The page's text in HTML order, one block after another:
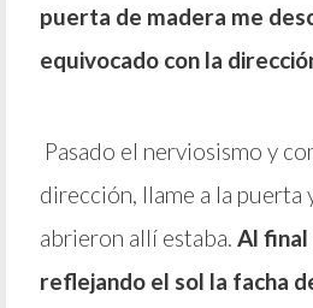
puerta de madera me
equivocado con la
Pasado el nerviosismo y
dirección, llame a la puerta
abrieron allí estaba.Al final
reflejando el sol la facha